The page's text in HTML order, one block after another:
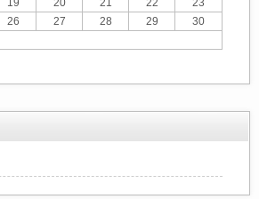
19 20 21 22
23
26 27 28 29
30